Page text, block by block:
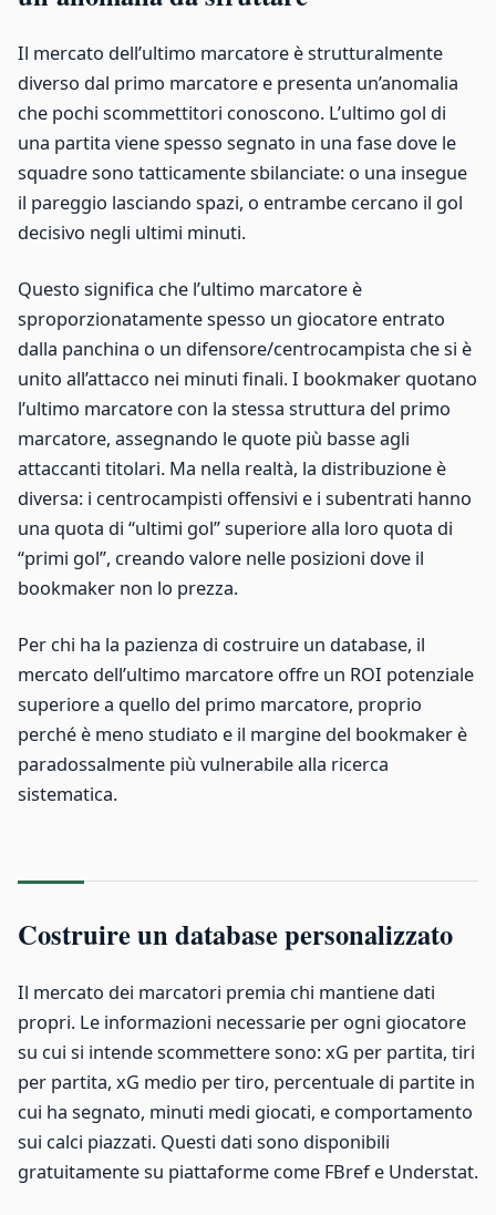
Il mercato dell’ultimo marcatore è strutturalmente
diverso dal primo marcatore e presenta un’anomalia
che pochi scommettitori conoscono. L’ultimo gol di
una partita viene spesso segnato in una fase dove le
squadre sono tatticamente sbilanciate: o una insegue
il pareggio lasciando spazi, o entrambe cercano il gol
decisivo negli ultimi minuti.
Questo significa che l’ultimo marcatore è
sproporzionatamente spesso un giocatore entrato
dalla panchina o un difensore/centrocampista che si è
unito all’attacco nei minuti finali. I bookmaker quotano
l’ultimo marcatore con la stessa struttura del primo
marcatore, assegnando le quote più basse agli
attaccanti titolari. Ma nella realtà, la distribuzione è
diversa: i centrocampisti offensivi e i subentrati hanno
una quota di “ultimi gol” superiore alla loro quota di
“primi gol”, creando valore nelle posizioni dove il
bookmaker non lo prezza.
Per chi ha la pazienza di costruire un database, il
mercato dell’ultimo marcatore offre un ROI potenziale
superiore a quello del primo marcatore, proprio
perché è meno studiato e il margine del bookmaker è
paradossalmente più vulnerabile alla ricerca
sistematica.
Costruire un database personalizzato
Il mercato dei marcatori premia chi mantiene dati
propri. Le informazioni necessarie per ogni giocatore
su cui si intende scommettere sono: xG per partita, tiri
per partita, xG medio per tiro, percentuale di partite in
cui ha segnato, minuti medi giocati, e comportamento
sui calci piazzati. Questi dati sono disponibili
gratuitamente su piattaforme come FBref e Understat.